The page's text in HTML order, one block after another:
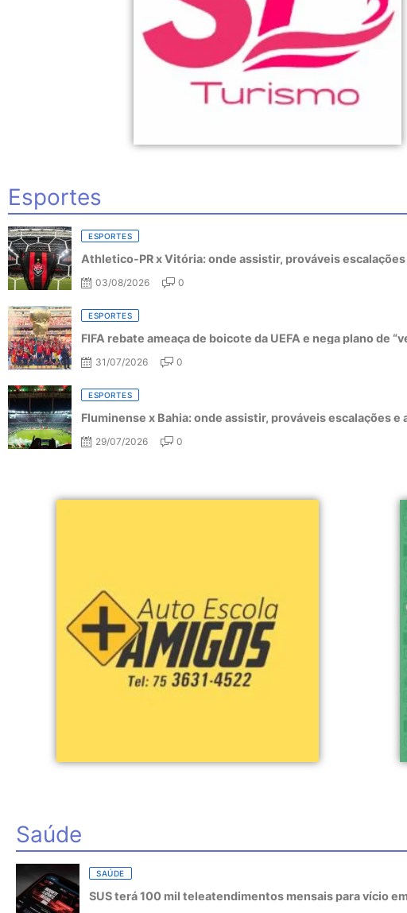
Esportes
ESPORTES
Athletico-PR x Vitória: onde assistir, prováveis
03/08/2026 0
ESPORTES
FIFA rebate ameaça de boicote da UEFA e nega plano de
31/07/2026 0
ESPORTES
Fluminense x Bahia: onde assistir, prováveis escalações e
29/07/2026 0
Saúde
SAÚDE
SUS terá 100 mil teleatendimentos mensais para vício